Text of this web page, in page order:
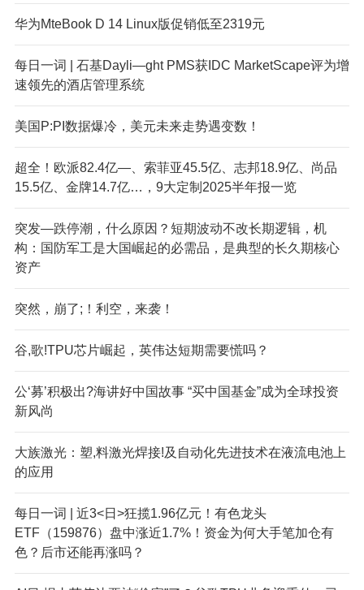
华为MteBook D 14 Linux版促销低至2319元
每日一词 | 石基Dayli—ght PMS获IDC MarketScape评为增
速领先的酒店管理系统
美国P:PI数据爆冷，美元未来走势遇变数！
超全！欧派82.4亿—、索菲亚45.5亿、志邦18.9亿、尚品
15.5亿、金牌14.7亿…，9大定制2025半年报一览
突发—跌停潮，什么原因？短期波动不改长期逻辑，机
构：国防军工是大国崛起的必需品，是典型的长久期核心
资产
突然，崩了;！利空，来袭！
谷,歌!TPU芯片崛起，英伟达短期需要慌吗？
公‘募’积极出?海讲好中国故事 “买中国基金”成为全球投资
新风尚
大族激光：塑,料激光焊接!及自动化先进技术在液流电池上
的应用
每日一词 | 近3<日>狂揽1.96亿元！有色龙头
ETF（159876）盘中涨近1.7%！资金为何大手笔加仓有
色？后市还能再涨吗？